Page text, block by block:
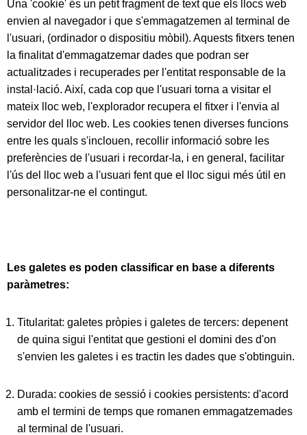
Una 'cookie' és un petit fragment de text que els llocs web
envien al navegador i que s'emmagatzemen al terminal de
l'usuari, (ordinador o dispositiu mòbil). Aquests fitxers tenen
la finalitat d'emmagatzemar dades que podran ser
actualitzades i recuperades per l'entitat responsable de la
instal·lació. Així, cada cop que l'usuari torna a visitar el
mateix lloc web, l'explorador recupera el fitxer i l'envia al
servidor del lloc web. Les cookies tenen diverses funcions
entre les quals s'inclouen, recollir informació sobre les
preferències de l'usuari i recordar-la, i en general, facilitar
l'ús del lloc web a l'usuari fent que el lloc sigui més útil en
personalitzar-ne el contingut.
Les galetes es poden classificar en base a diferents
paràmetres:
Titularitat: galetes pròpies i galetes de tercers: depenent
de quina sigui l'entitat que gestioni el domini des d'on
s'envien les galetes i es tractin les dades que s'obtinguin.
Durada: cookies de sessió i cookies persistents: d'acord
amb el termini de temps que romanen emmagatzemades
al terminal de l'usuari.